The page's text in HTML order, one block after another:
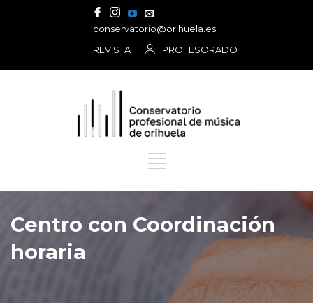
conservatorio@orihuela.es
PROFESORADO
REVISTA
Centro con Coordinación
horaria